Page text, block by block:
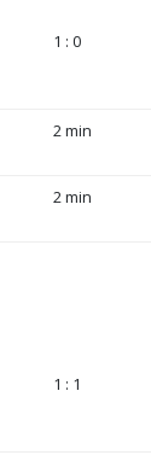
1 : 0
2 min
2 min
1 : 1